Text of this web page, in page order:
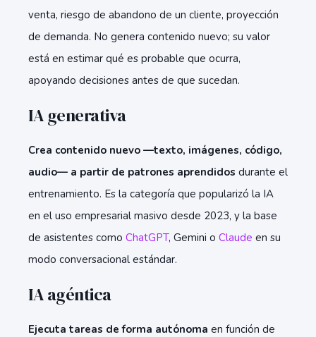
venta, riesgo de abandono de un cliente, proyección
de demanda. No genera contenido nuevo; su valor
está en estimar qué es probable que ocurra,
apoyando decisiones antes de que sucedan.
IA generativa
Crea contenido nuevo —texto, imágenes, código,
audio— a partir de patrones aprendidos durante el
entrenamiento. Es la categoría que popularizó la IA
en el uso empresarial masivo desde 2023, y la base
de asistentes como ChatGPT, Gemini o Claude en su
modo conversacional estándar.
IA agéntica
Ejecuta tareas de forma autónoma en función de